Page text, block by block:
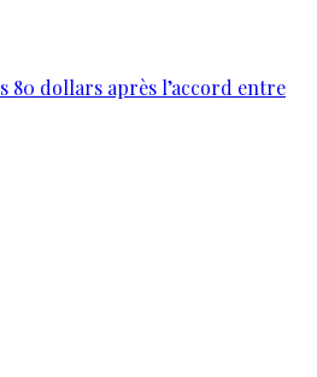
80 dollars après l’accord entre